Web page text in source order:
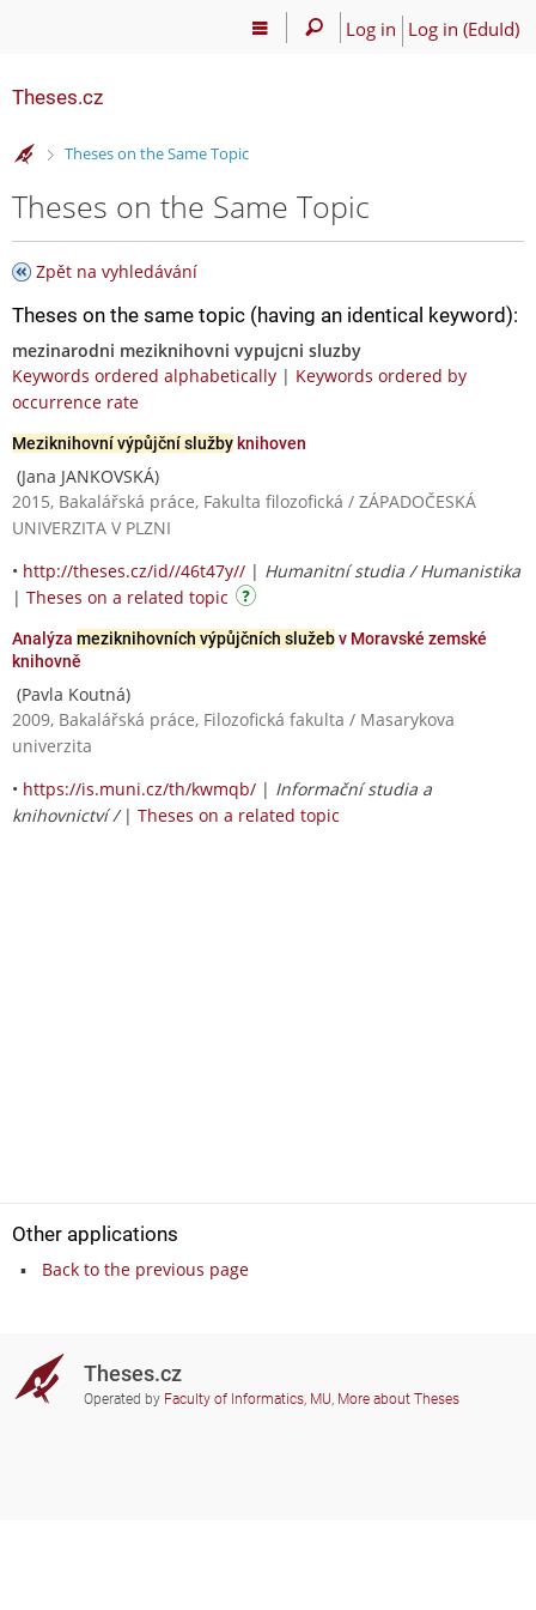
Log in Log in (EduId)
Theses.cz
>
Theses on the Same Topic
Theses on the Same Topic
Zpět na vyhledávání
Theses on the same topic (having an identical keyword):
mezinarodni meziknihovni vypujcni sluzby
Keywords ordered alphabetically | Keywords ordered by
occurrence rate
Meziknihovní výpůjční službyknihoven
(Jana JANKOVSKÁ)
2015, Bakalářská práce, Fakulta filozofická / ZÁPADOČESKÁ
UNIVERZITA V PLZNI
• http://theses.cz/id//46t47y// | Humanitní studia / Humanistika
| Theses on a related topic
Analýza meziknihovních výpůjčních služebv Moravské zemské
knihovně
(Pavla Koutná)
2009, Bakalářská práce, Filozofická fakulta / Masarykova
univerzita
• https://is.muni.cz/th/kwmqb/ | Informační studia a
knihovnictví / | Theses on a related topic
Other applications
Back to the previous page
Theses.cz
Operated by Faculty of Informatics, MU, More about Theses